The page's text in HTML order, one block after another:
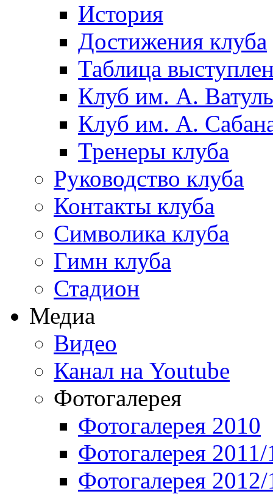
История
Достижения клуба
Таблица
Клуб им. А.
Клуб им. А.
Тренеры клуба
Руководство клуба
Контакты клуба
Символика клуба
Гимн клуба
Стадион
Медиа
Видео
Канал на Youtube
Фотогалерея
Фотогалерея 2010
Фотогалерея 2011/
Фотогалерея